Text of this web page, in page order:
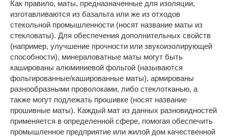
Как правило, маты, предназначенные для изоляции,
изготавливаются из базальта или же из отходов
стекольной промышленности (носят название маты из
стекловаты). Для обеспечения дополнительных свойств
(например, улучшение прочности или звукоизолирующей
способности), минераловатные маты могут быть
кашированы алюминиевой фольгой (называются
фольгированные/кашированные маты), армированы
разнообразными проволоками, либо стеклотканью, а
также могут подлежать прошивке (носят название
прошивные маты). Каждый мат из данных разновидностей
применяется в определенной сфере, помогая обеспечить
промышленное предприятие или жилой дом качественной